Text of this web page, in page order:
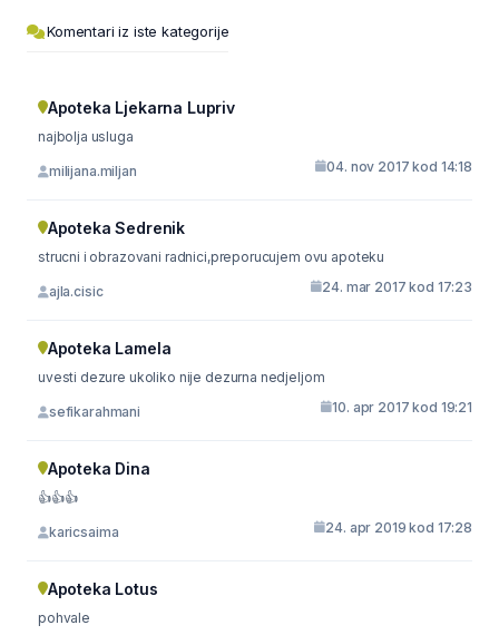
Komentari iz iste kategorije
Apoteka Ljekarna Lupriv
najbolja usluga
milijana.miljan 04. nov 2017 kod 14:18
Apoteka Sedrenik
strucni i obrazovani radnici,preporucujem ovu apoteku
ajla.cisic 24. mar 2017 kod 17:23
Apoteka Lamela
uvesti dezure ukoliko nije dezurna nedjeljom
sefikarahmani 10. apr 2017 kod 19:21
Apoteka Dina
👍👍👍
karicsaima 24. apr 2019 kod 17:28
Apoteka Lotus
pohvale